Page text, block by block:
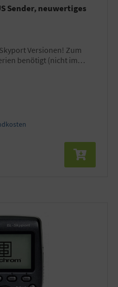
Sender, neuwertiges
benötigt (nicht im